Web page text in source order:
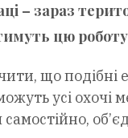
– зараз
цю роботу
що подібні
усі охочі